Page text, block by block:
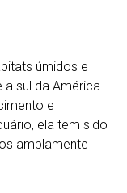
úmidos e
a sul da América
e
ela tem sido
amplamente